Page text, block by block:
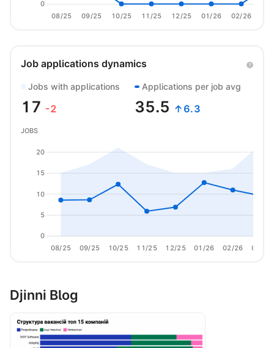
08/25 09/25 10/25 11/25 12/25 01/26 02/26
0
Job applications dynamics
Jobs with applications
17 -2
Applications per job avg
35.5 ↑6.3
08/25 09/25 10/25 11/25 12/25 01/26 02/26 03/26
0
5
10
15
20
JOBS
Djinni Blog